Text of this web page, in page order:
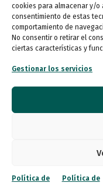
cookies para almacenar y/o
consentimiento de estas
comportamiento de
No consentir o retirar el
ciertas características y
Gestionar los servicios
Política de
Política de
Quiénes somos
Entidades
Autismo
Noticias